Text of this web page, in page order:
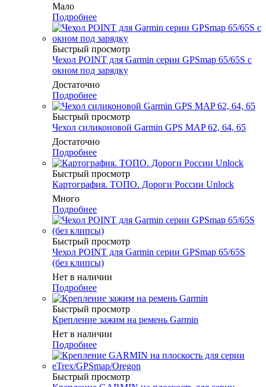
Мало
Подробнее
Быстрый просмотр
Чехол POINT для Garmin серии GPSmap 65/65S с
окном под зарядку
Достаточно
Подробнее
Быстрый просмотр
Чехол силиконовой Garmin GPS MAP 62, 64, 65
Достаточно
Подробнее
Быстрый просмотр
Картография. ТОПО. Дороги России Unlock
Много
Подробнее
Быстрый просмотр
Чехол POINT для Garmin серии GPSmap 65/65S
(без клипсы)
Нет в наличии
Подробнее
Быстрый просмотр
Крепление зажим на ремень Garmin
Нет в наличии
Подробнее
Быстрый просмотр